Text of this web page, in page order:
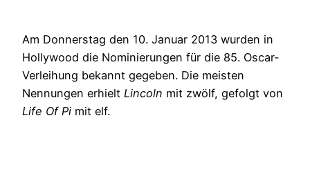
Am Donnerstag den 10. Januar 2013 wurden in
Hollywood die Nominierungen für die 85. Oscar-
Verleihung bekannt gegeben. Die meisten
Nennungen erhielt Lincoln mit zwölf, gefolgt von
Life Of Pi mit elf.